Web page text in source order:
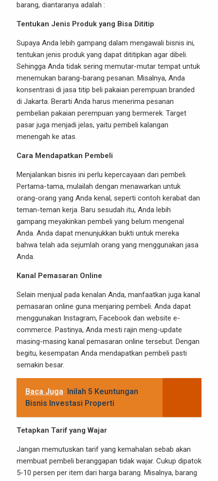
barang, diantaranya adalah :
Tentukan Jenis Produk yang Bisa Dititip
Supaya Anda lebih gampang dalam mengawali bisnis ini,
tentukan jenis produk yang dapat dititipkan agar dibeli.
Sehingga Anda tidak sering memutar-mutar tempat untuk
menemukan barang-barang pesanan. Misalnya, Anda
konsentrasi di jasa titip beli pakaian perempuan branded
di Jakarta. Berarti Anda harus menerima pesanan
pembelian pakaian perempuan yang bermerek. Target
pasar juga menjadi jelas, yaitu pembeli kalangan
menengah ke atas.
Cara Mendapatkan Pembeli
Menjalankan bisnis ini perlu kepercayaan dari pembeli.
Pertama-tama, mulailah dengan menawarkan untuk
orang-orang yang Anda kenal, seperti contoh kerabat dan
teman-teman kerja. Baru sesudah itu, Anda lebih
gampang meyakinkan pembeli yang belum mengenal
Anda. Anda dapat menunjukkan bukti untuk mereka
bahwa telah ada sejumlah orang yang menggunakan jasa
Anda.
Kanal Pemasaran Online
Selain menjual pada kenalan Anda, manfaatkan juga kanal
pemasaran online guna menjaring pembeli. Anda dapat
menggunakan Instagram, Facebook dan website e-
commerce. Pastinya, Anda mesti rajin meng-update
masing-masing kanal pemasaran online tersebut. Dengan
begitu, kesempatan Anda mendapatkan pembeli pasti
semakin besar.
Baca Juga
Inilah 5 Keuntungan
Bisnis Investasi Properti
Tetapkan Tarif yang Wajar
Jangan memutuskan tarif yang kemahalan sebab akan
membuat pembeli beranggapan tidak wajar. Cukup dipatok
5-10 persen per item dari harga barang. Misalnya, barang